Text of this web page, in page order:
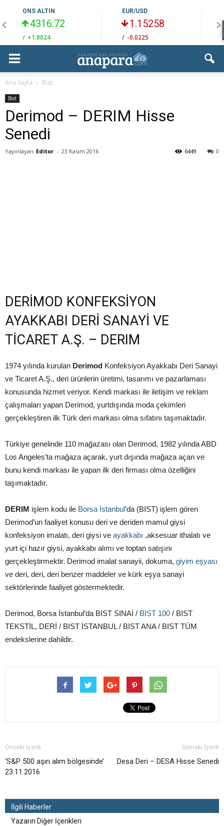
ONS ALTIN
4316.72
/ +1.8024
EUR/USD
1.15258
/ -0.0225 /
Ana Sayfa Bist
Bist
Derimod – DERIM Hisse
Senedi
Yayınlayan Editor - 23 Kasım 2016 0
6449
DERİMOD KONFEKSİYON
AYAKKABI DERİ SANAYİ VE
TİCARET A.Ş. – DERIM
1974 yılında kurulan Derimod Konfeksiyon Ayakkabı Deri Sanayi
ve Ticaret A.Ş., deri ürünlerin üretimi, tasarımı ve pazarlaması
konusunda hizmet veriyor. Kendi markası ile iletişim ve reklam
çalışmaları yapan Derimod, yurtdışında moda çekimleri
gerçekleştiren ilk Türk deri markası olma sıfatını taşımaktadır.
Türkiye genelinde 110 mağazası olan Derimod, 1982 yılında ABD
Los Angeles’ta mağaza açarak, yurt dışında mağaza açan ve
bunu kendi markası ile yapan ilk deri firması olma özelliğini
taşımaktadır.
DERIM işlem kodu ile Borsa İstanbul’da (BIST) işlem gören
Derimod’un faaliyet konusu deri ve deriden mamul giysi
konfeksiyon imalatı, deri giysi ve ayakkabı ,aksesuar ithalatı ve
yurt içi hazır giysi, ayakkabı alımı ve toptan satışını
gerçekleştirmektir. Derimod imalat sanayii, dokuma, giyim eşyası
ve deri, deri, deri benzer maddeler ve kürk eşya sanayi
sektörlerinde faaliyet göstermektedir.
Derimod, Borsa İstanbul’da BIST SINAİ / BIST 100 / BIST
TEKSTİL, DERİ / BIST İSTANBUL / BIST ANA / BIST TÜM
endekslerine dahildir.
Önceki İçerik
‘S&P 500 aşırı alım bölgesinde’
23.11.2016
Sonraki İçerik
Desa Deri – DESA Hisse Senedi
İlgili Haberler
Yazarın Diğer İçerikleri